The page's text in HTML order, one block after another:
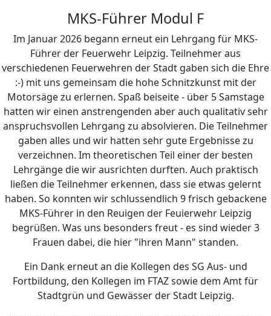
MKS-Führer Modul F
Im Januar 2026 begann erneut ein Lehrgang für MKS-
Führer der Feuerwehr Leipzig. Teilnehmer aus
verschiedenen Feuerwehren der Stadt gaben sich die Ehre
:-) mit uns gemeinsam die hohe Schnitzkunst mit der
Motorsäge zu erlernen. Spaß beiseite - über 5 Samstage
hatten wir einen anstrengenden aber auch qualitativ sehr
anspruchsvollen Lehrgang zu absolvieren. Die Teilnehmer
gaben alles und wir hatten sehr gute Ergebnisse zu
verzeichnen. Im theoretischen Teil einer der besten
Lehrgänge die wir ausrichten durften. Auch praktisch
ließen die Teilnehmer erkennen, dass sie etwas gelernt
haben. So konnten wir schlussendlich 9 frisch gebackene
MKS-Führer in den Reuigen der Feuierwehr Leipzig
begrüßen. Was uns besonders freut - es sind wieder 3
Frauen dabei, die hier "ihren Mann" standen.
Ein Dank erneut an die Kollegen des SG Aus- und
Fortbildung, den Kollegen im FTAZ sowie dem Amt für
Stadtgrün und Gewässer der Stadt Leipzig.